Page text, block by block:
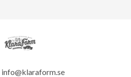
info@klaraform.se